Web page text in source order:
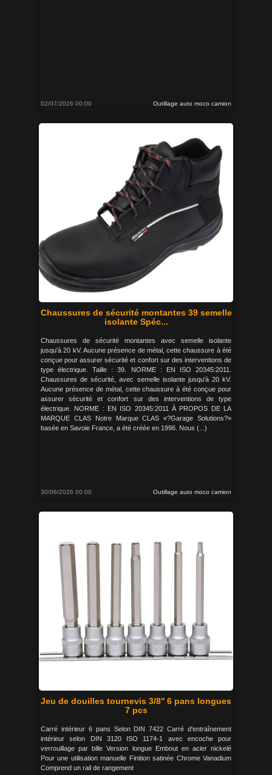
02/07/2026 00:00 Outillage auto moco camion
Chaussures de sécurité montantes 39 semelle
isolante Spéc...
Chaussures de sécurité montantes avec semelle isolante
jusqu'à 20 kV. Aucune présence de métal, cette chaussure à été
conçue pour assurer sécurité et confort sur des interventions de
type électrique. Taille : 39. NORME : EN ISO 20345:2011.
Chaussures de sécurité, avec semelle isolante jusqu'à 20 kV.
Aucune présence de métal, cette chaussure à été conçue pour
assurer sécurité et confort sur des interventions de type
électrique. NORME : EN ISO 20345:2011 À PROPOS DE LA
MARQUE CLAS Notre Marque CLAS «?Garage Solutions?»
basée en Savoie France, a été créée en 1996. Nous (...)
30/06/2026 00:00 Outillage auto moco camion
Jeu de douilles tournevis 3/8'' 6 pans longues
7 pcs
Carré intérieur 6 pans Selon DIN 7422 Carré d'entraînement
intérieur selon DIN 3120 ISO 1174-1 avec encoche pour
verrouillage par bille Version longue Embout en acier nickelé
Pour une utilisation manuelle Finition satinée Chrome Vanadium
Comprend un rail de rangement